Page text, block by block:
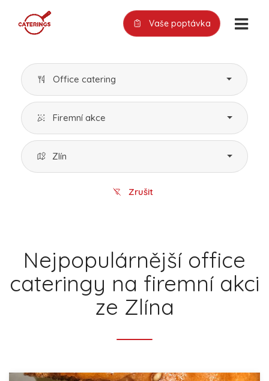
Vaše poptávka
Office catering
Firemní akce
Zlín
Zrušit
Nejpopulárnější office
cateringy na firemní akci
ze Zlína